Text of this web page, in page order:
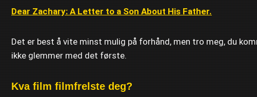
Dear Zachary: A Letter to a Son About His Father.
Det er best å vite minst mulig på forhånd, men tro meg, du
ikke glemmer med det første.
Kva film filmfrelste deg?